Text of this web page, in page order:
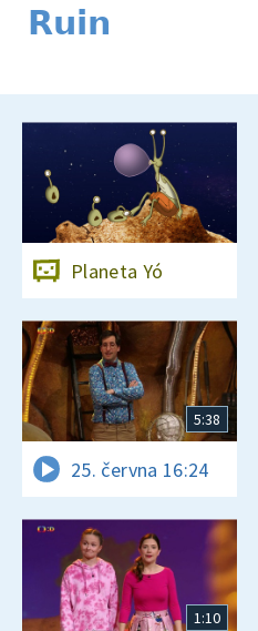
Ruin
Planeta Yó
5:38
25. června 16:24
1:10